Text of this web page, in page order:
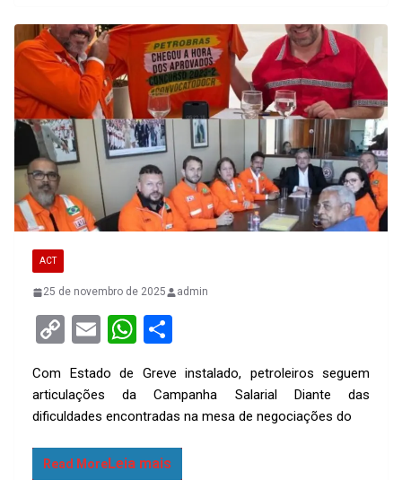
ACT
25 de novembro de 2025 admin
C
py
Li
n
k
E
ail
W
at
s
A
p
ar
e
Com Estado de Greve instalado, petroleiros seguem
articulações da Campanha Salarial Diante das
dificuldades encontradas na mesa de negociações do
Read More